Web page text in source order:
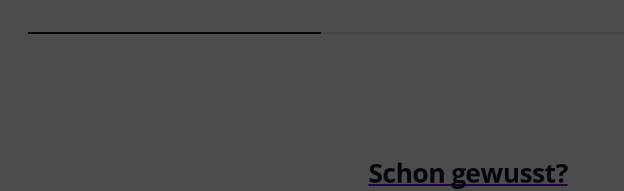
Schon gewusst?